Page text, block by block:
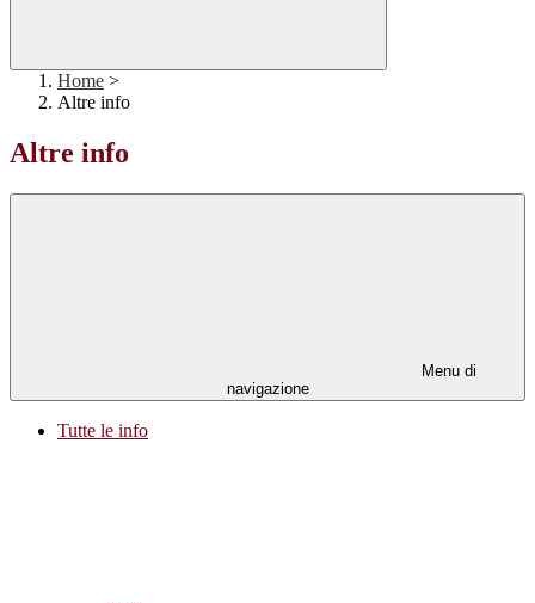
Home >
Altre info
Altre info
Menu di
navigazione
Tutte le info